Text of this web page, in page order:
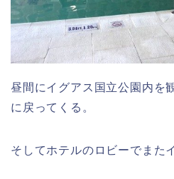
昼間にイグアス国立公園内を
に戻ってくる。
そしてホテルのロビーでまた